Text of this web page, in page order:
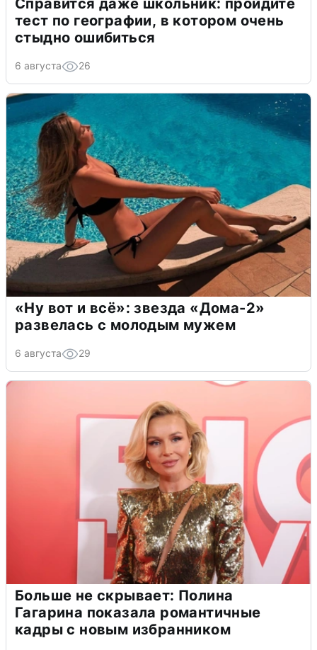
тест по географии, в котором очень
стыдно ошибиться
6 августа 26
«Ну вот и всё»: звезда «Дома-2»
развелась с молодым мужем
6 августа 29
Больше не скрывает: Полина
Гагарина показала романтичные
кадры с новым избранником